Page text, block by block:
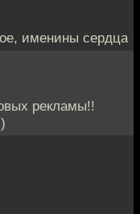
именины сердца
рекламы!!